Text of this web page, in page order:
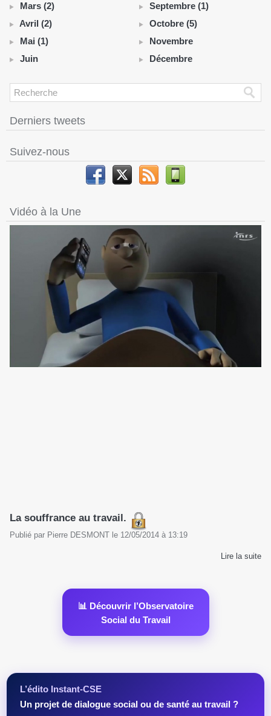
Mars (2)
Avril (2)
Mai (1)
Juin
Septembre (1)
Octobre (5)
Novembre
Décembre
Derniers tweets
Suivez-nous
Vidéo à la Une
La souffrance au travail.
Publié par Pierre DESMONT le 12/05/2014 à 13:19
Lire la suite
📊 Découvrir l’Observatoire
Social du Travail
L’édito Instant-CSE
Un projet de dialogue social ou de santé au travail ?